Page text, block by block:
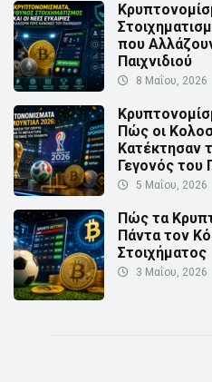
που
Παιχνιδιού
8 Μαΐου, 2026
Πώς οι
Κατέκτησαν
Γεγονός του
5 Μαΐου, 2026
Πώς τα
Πάντα τον
Στοιχήματος
3 Μαΐου, 2026